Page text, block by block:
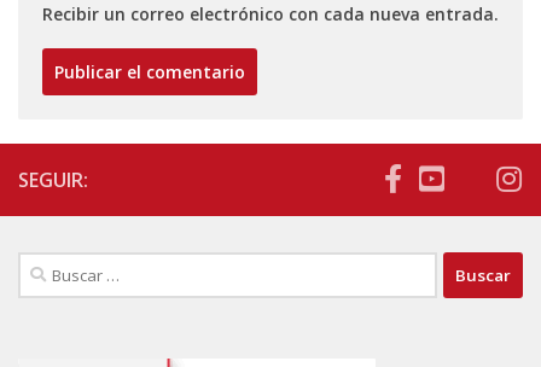
Recibir un correo electrónico con cada nueva entrada.
SEGUIR:
Buscar: